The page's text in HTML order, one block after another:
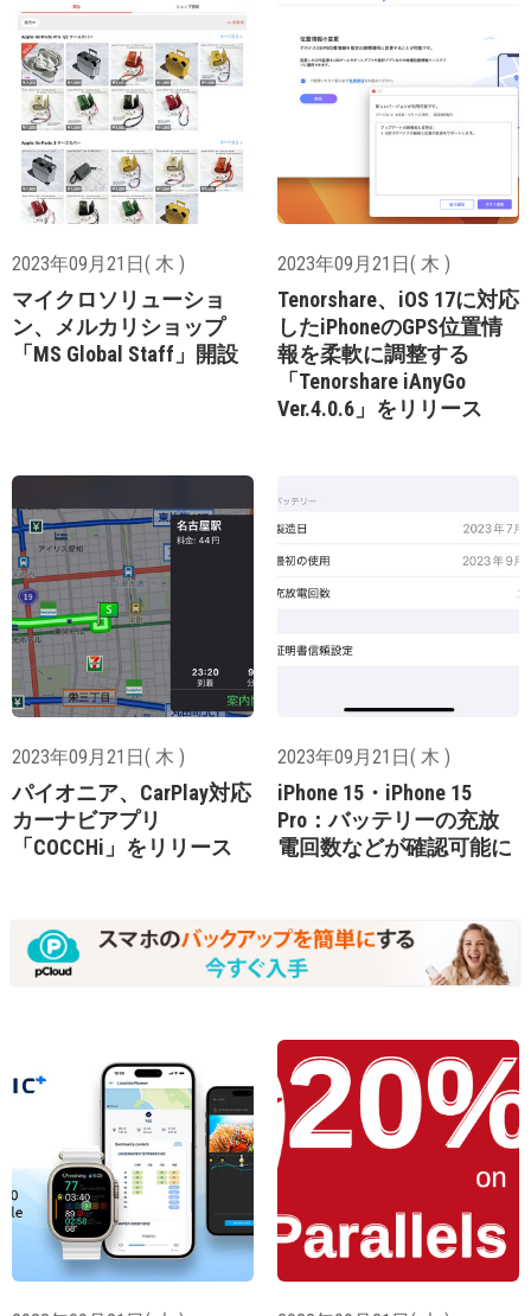
2023年09月21日( 木 )
マイクロソリューショ
ン、メルカリショップ
「MS Global Staff」開設
2023年09月21日( 木 )
Tenorshare、iOS 17に対応
したiPhoneのGPS位置情
報を柔軟に調整する
「Tenorshare iAnyGo
Ver.4.0.6」をリリース
2023年09月21日( 木 )
パイオニア、CarPlay対応
カーナビアプリ
「COCCHi」をリリース
2023年09月21日( 木 )
iPhone 15・iPhone 15
Pro：バッテリーの充放
電回数などが確認可能に